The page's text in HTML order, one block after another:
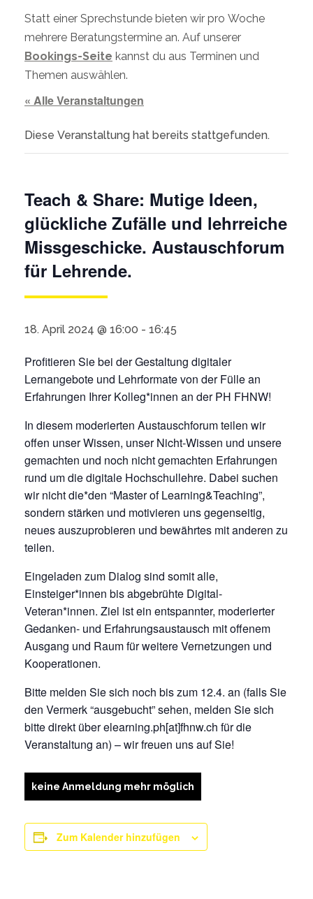
Statt einer Sprechstunde bieten wir pro Woche
mehrere Beratungstermine an. Auf unserer
Bookings-Seite kannst du aus Terminen und
Themen auswählen.
« Alle Veranstaltungen
Diese Veranstaltung hat bereits stattgefunden.
Teach & Share: Mutige Ideen,
glückliche Zufälle und lehrreiche
Missgeschicke. Austauschforum
für Lehrende.
18. April 2024 @ 16:00 - 16:45
Profitieren Sie bei der Gestaltung digitaler
Lernangebote und Lehrformate von der Fülle an
Erfahrungen Ihrer Kolleg*innen an der PH FHNW!
In diesem moderierten Austauschforum teilen wir
offen unser Wissen, unser Nicht-Wissen und unsere
gemachten und noch nicht gemachten Erfahrungen
rund um die digitale Hochschullehre. Dabei suchen
wir nicht die*den “Master of Learning&Teaching”,
sondern stärken und motivieren uns gegenseitig,
neues auszuprobieren und bewährtes mit anderen zu
teilen.
Eingeladen zum Dialog sind somit alle,
Einsteiger*innen bis abgebrühte Digital-
Veteran*innen. Ziel ist ein entspannter, moderierter
Gedanken- und Erfahrungsaustausch mit offenem
Ausgang und Raum für weitere Vernetzungen und
Kooperationen.
Bitte melden Sie sich noch bis zum 12.4. an (falls Sie
den Vermerk “ausgebucht” sehen, melden Sie sich
bitte direkt über elearning.ph[at]fhnw.ch für die
Veranstaltung an) – wir freuen uns auf Sie!
keine Anmeldung mehr möglich
Zum Kalender hinzufügen